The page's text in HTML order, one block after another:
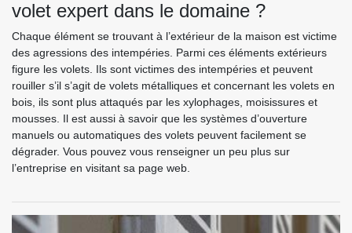
volet expert dans le domaine ?
Chaque élément se trouvant à l’extérieur de la maison est victime
des agressions des intempéries. Parmi ces éléments extérieurs
figure les volets. Ils sont victimes des intempéries et peuvent
rouiller s’il s’agit de volets métalliques et concernant les volets en
bois, ils sont plus attaqués par les xylophages, moisissures et
mousses. Il est aussi à savoir que les systèmes d’ouverture
manuels ou automatiques des volets peuvent facilement se
dégrader. Vous pouvez vous renseigner un peu plus sur
l’entreprise en visitant sa page web.